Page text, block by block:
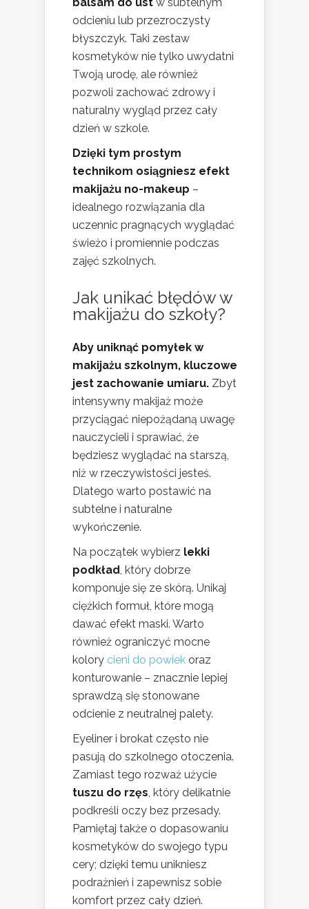
odcieniu lub przezroczysty
błyszczyk. Taki zestaw
kosmetyków nie tylko uwydatni
Twoją urodę, ale również
pozwoli zachować zdrowy i
naturalny wygląd przez cały
dzień w szkole.
Dzięki tym prostym
technikom osiągniesz efekt
makijażu no-makeup –
idealnego rozwiązania dla
uczennic pragnących wyglądać
świeżo i promiennie podczas
zajęć szkolnych.
Jak unikać błędów w
makijażu do szkoły?
Aby uniknąć pomyłek w
makijażu szkolnym, kluczowe
jest zachowanie umiaru. Zbyt
intensywny makijaż może
przyciągać niepożądaną uwagę
nauczycieli i sprawiać, że
będziesz wyglądać na starszą,
niż w rzeczywistości jesteś.
Dlatego warto postawić na
subtelne i naturalne
wykończenie.
Na początek wybierz lekki
podkład, który dobrze
komponuje się ze skórą. Unikaj
ciężkich formuł, które mogą
dawać efekt maski. Warto
również ograniczyć mocne
kolory cieni do powiek oraz
konturowanie – znacznie lepiej
sprawdzą się stonowane
odcienie z neutralnej palety.
Eyeliner i brokat często nie
pasują do szkolnego otoczenia.
Zamiast tego rozważ użycie
tuszu do rzęs, który delikatnie
podkreśli oczy bez przesady.
Pamiętaj także o dopasowaniu
kosmetyków do swojego typu
cery; dzięki temu unikniesz
podrażnień i zapewnisz sobie
komfort przez cały dzień.